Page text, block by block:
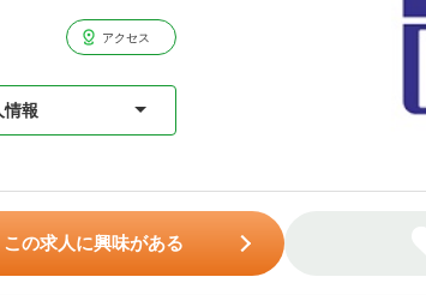
アクセス
情報
この求人に興味がある